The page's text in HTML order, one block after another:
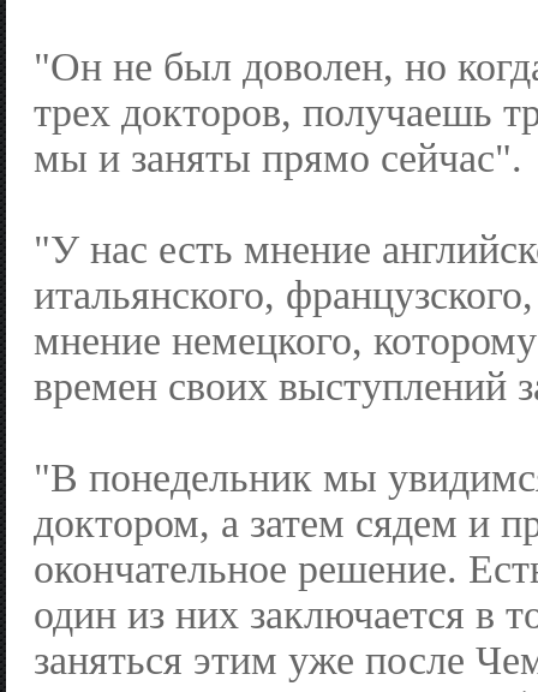
"Он не был доволен, но
трех докторов, получаешь
мы и заняты прямо сейчас".
"У нас есть мнение
итальянского,
мнение немецкого,
времен своих выступлений
"В понедельник мы
доктором, а затем сядем и
окончательное решение.
один из них заключается в
заняться этим уже после